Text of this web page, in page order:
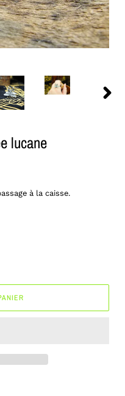
lucane
à la caisse.